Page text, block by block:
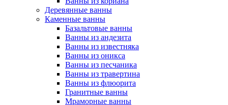
Деревянные ванны
Каменные ванны
Базальтовые ванны
Ванны из андезита
Ванны из известняка
Ванны из оникса
Ванны из песчаника
Ванны из травертина
Ванны из флюорита
Гранитные ванны
Мраморные ванны